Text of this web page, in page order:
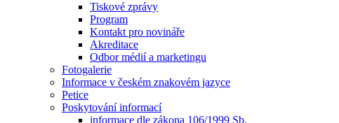
Tiskové zprávy
Program
Kontakt pro novináře
Akreditace
Odbor médií a marketingu
Fotogalerie
Informace v českém znakovém jazyce
Petice
Poskytování informací
informace dle zákona 106/1999 Sb.